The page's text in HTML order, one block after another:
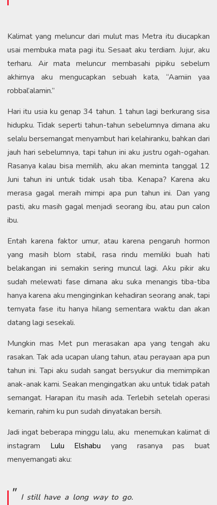
Kalimat yang meluncur dari mulut mas Metra itu diucapkan
usai membuka mata pagi itu. Sesaat aku terdiam. Jujur, aku
terharu. Air mata meluncur membasahi pipiku sebelum
akhirnya aku mengucapkan sebuah kata, “Aamiin yaa
robbal’alamin.”
Hari itu usia ku genap 34 tahun. 1 tahun lagi berkurang sisa
hidupku. Tidak seperti tahun-tahun sebelumnya dimana aku
selalu bersemangat menyambut hari kelahiranku, bahkan dari
jauh hari sebelumnya, tapi tahun ini aku justru ogah-ogahan.
Rasanya kalau bisa memilih, aku akan meminta tanggal 12
Juni tahun ini untuk tidak usah tiba. Kenapa? Karena aku
merasa gagal meraih mimpi apa pun tahun ini. Dan yang
pasti, aku masih gagal menjadi seorang ibu, atau pun calon
ibu.
Entah karena faktor umur, atau karena pengaruh hormon
yang masih blom stabil, rasa rindu memiliki buah hati
belakangan ini semakin sering muncul lagi. Aku pikir aku
sudah melewati fase dimana aku suka menangis tiba-tiba
hanya karena aku menginginkan kehadiran seorang anak, tapi
ternyata fase itu hanya hilang sementara waktu dan akan
datang lagi sesekali.
Mungkin mas Met pun merasakan apa yang tengah aku
rasakan. Tak ada ucapan ulang tahun, atau perayaan apa pun
tahun ini. Tapi aku sudah sangat bersyukur dia memimpikan
anak-anak kami. Seakan mengingatkan aku untuk tidak patah
semangat. Harapan itu masih ada. Terlebih setelah operasi
kemarin, rahim ku pun sudah dinyatakan bersih.
Jadi ingat beberapa minggu lalu, aku menemukan kalimat di
instagram Lulu Elshabu yang rasanya pas buat
menyemangati aku:
I still have a long way to go.